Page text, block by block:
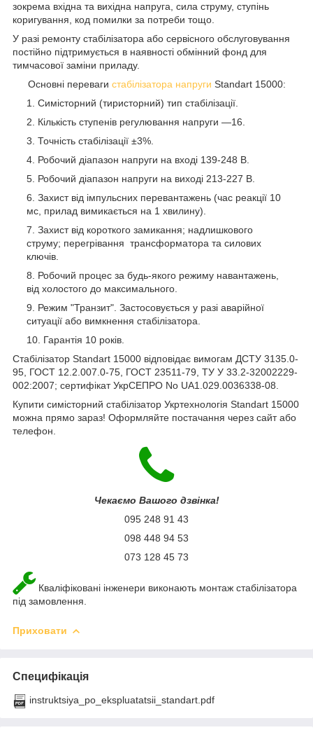
зокрема вхідна та вихідна напруга, сила струму, ступінь
коригування, код помилки за потреби тощо.
У разі ремонту стабілізатора або сервісного обслуговування
постійно підтримується в наявності обмінний фонд для
тимчасової заміни приладу.
Основні переваги стабілізатора напруги Standart 15000:
Симісторний (тиристорний) тип стабілізації.
Кількість ступенів регулювання напруги —16.
Точність стабілізації ±3%.
Робочий діапазон напруги на вході 139-248 В.
Робочий діапазон напруги на виході 213-227 В.
Захист від імпульсних перевантажень (час реакції 10
мс, прилад вимикається на 1 хвилину).
Захист від короткого замикання; надлишкового
струму; перегрівання трансформатора та силових
ключів.
Робочий процес за будь-якого режиму навантажень,
від холостого до максимального.
Режим "Транзит". Застосовується у разі аварійної
ситуації або вимкнення стабілізатора.
Гарантія 10 років.
Стабілізатор Standart 15000 відповідає вимогам ДСТУ 3135.0-
95, ГОСТ 12.2.007.0-75, ГОСТ 23511-79, ТУ У 33.2-32002229-
002:2007; сертифікат УкрСЕПРО No UA1.029.0036338-08.
Купити симісторний стабілізатор Укртехнологія Standart 15000
можна прямо зараз! Оформляйте постачання через сайт або
телефон.
Чекаємо Вашого дзвінка!
095 248 91 43
098 448 94 53
073 128 45 73
Кваліфіковані інженери виконають монтаж стабілізатора
під замовлення.
Приховати
Специфікація
instruktsiya_po_ekspluatatsii_standart.pdf